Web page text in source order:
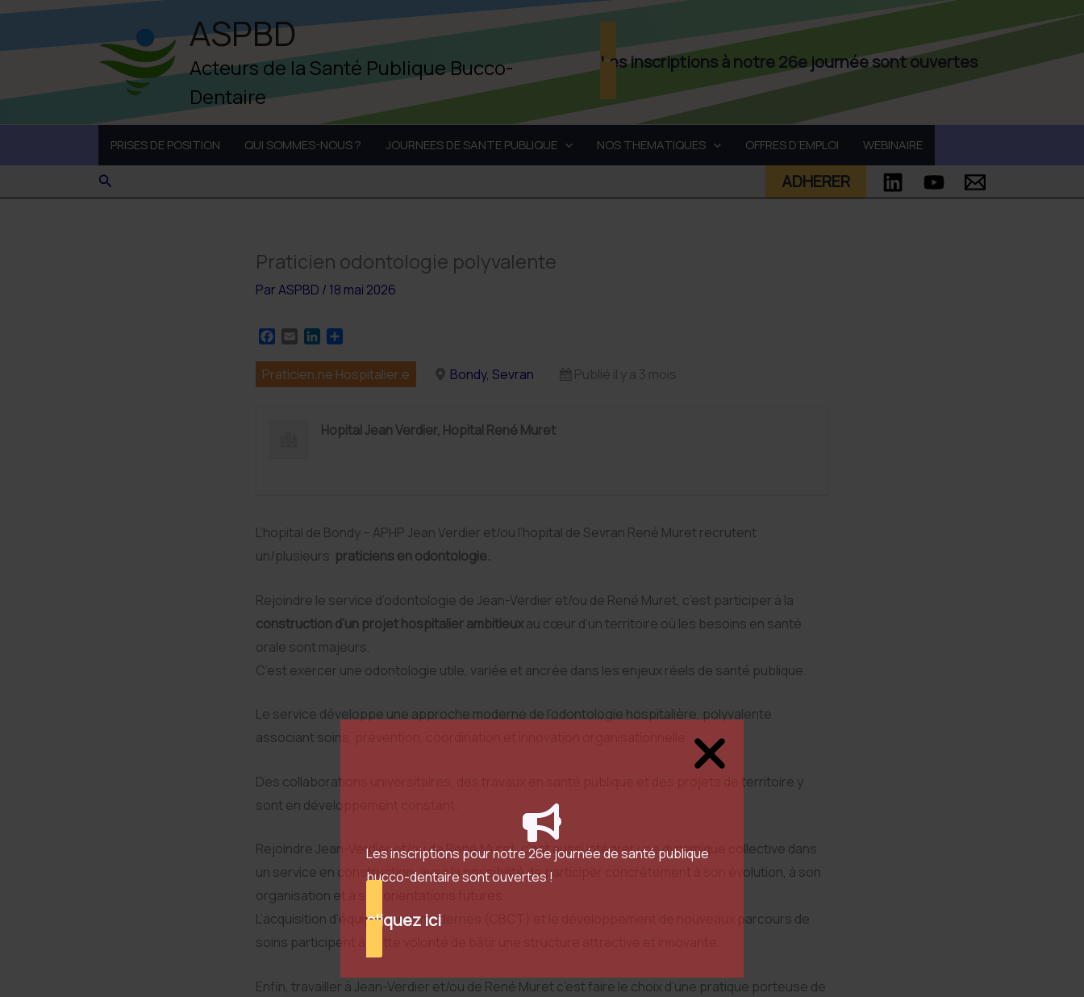
Les inscriptions pour notre 26e journée de santé publique
bucco-dentaire sont ouvertes !
cliquez ici
Aller
ASPBD
Acteurs de la Santé Publique Bucco-
Dentaire
Les inscriptions à notre 26e journée sont ouvertes
PRISES DE POSITION QUI SOMMES-NOUS ? JOURNEES DE SANTE PUBLIQUE NOS THEMATIQUES OFFRES D’EMPLOI WEBINAIRE
Rechercher ADHERER
Praticien odontologie polyvalente
ParASPBD / 18 mai 2026
c
e
a
i
n
k
I
r
t
e
Praticien.ne Hospitalier.e Bondy, Sevran Publié il y a 3 mois
Hopital Jean Verdier, Hopital René Muret
L’hopital de Bondy – APHP Jean Verdier et/ou l’hopital de Sevran René Muret recrutent
un/plusieurs praticiens en odontologie.
Rejoindre le service d’odontologie de Jean-Verdier et/ou de René Muret, c’est participer à la
construction d’un projet hospitalier ambitieuxau cœur d’un territoire où les besoins en santé
orale sont majeurs.
C’est exercer une odontologie utile, variée et ancrée dans les enjeux réels de santé publique.
Le service développe une approche moderne de l’odontologie hospitalière, polyvalente
associant soins, prévention, coordination et innovation organisationnelle.
Des collaborations universitaires, des travaux en santé publique et des projets de territoire y
sont en développement constant.
Rejoindre Jean-Verdier et/ou de René Muret, c’est aussi intégrer une dynamique collective dans
un service en construction, avec la possibilité de participer concrètement à son évolution, à son
organisation et à ses orientations futures.
L’acquisition d’équipements modernes (CBCT) et le développement de nouveaux parcours de
soins participent à cette volonté de bâtir une structure attractive et innovante.
Enfin, travailler à Jean-Verdier et/ou de René Muret c’est faire le choix d’une pratique porteuse de